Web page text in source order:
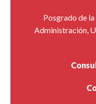
Posgrado de
Administración,